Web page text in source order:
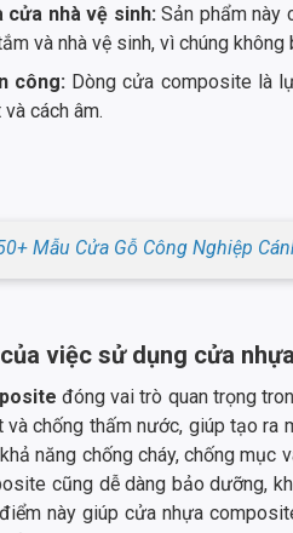
cửa nhà vệ sinh:Sản phẩm này
và nhà vệ sinh, vì chúng
công: Dòng cửa composite là
cách âm.
Mẫu Cửa Gỗ Công Nghiệp
việc sử dụng cửa
đóng vai trò quan trọng
và chống thấm nước, giúp tạo
năng chống cháy, chống mục
cũng dễ dàng bảo dưỡng,
này giúp cửa nhựa